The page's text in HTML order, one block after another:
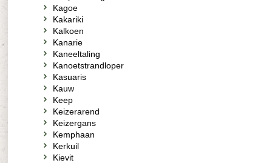
Kagoe
Kakariki
Kalkoen
Kanarie
Kaneeltaling
Kanoetstrandloper
Kasuaris
Kauw
Keep
Keizerarend
Keizergans
Kemphaan
Kerkuil
Kievit